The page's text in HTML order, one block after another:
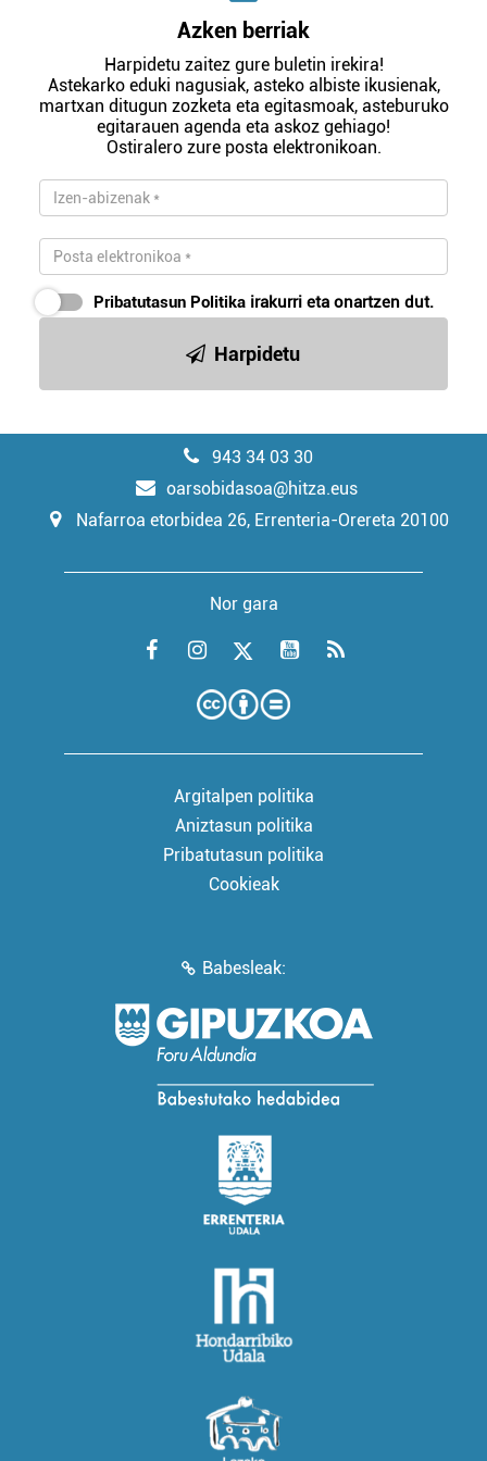
Azken berriak
Harpidetu zaitez gure buletin irekira!
Astekarko eduki nagusiak, asteko albiste ikusienak,
martxan ditugun zozketa eta egitasmoak, asteburuko
egitarauen agenda eta askoz gehiago!
Ostiralero zure posta elektronikoan.
Pribatutasun Politika irakurri eta onartzen dut.
Harpidetu
943 34 03 30
oarsobidasoa@hitza.eus
Nafarroa etorbidea 26, Errenteria-Orereta 20100
Nor gara
Argitalpen politika
Aniztasun politika
Pribatutasun politika
Cookieak
Babesleak: